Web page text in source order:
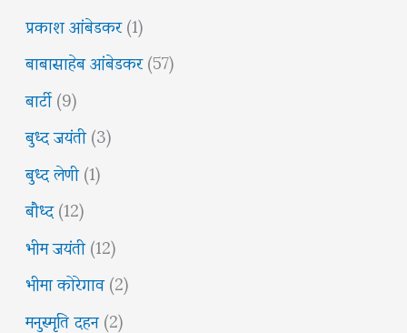
प्रकाश आंबेडकर(1)
बाबासाहेब आंबेडकर(57)
बार्टी(9)
बुध्द जयंती(3)
बुध्द लेणी(1)
बौध्द(12)
भीम जयंती(12)
भीमा कोरेगाव(2)
मनुस्मृति दहन(2)